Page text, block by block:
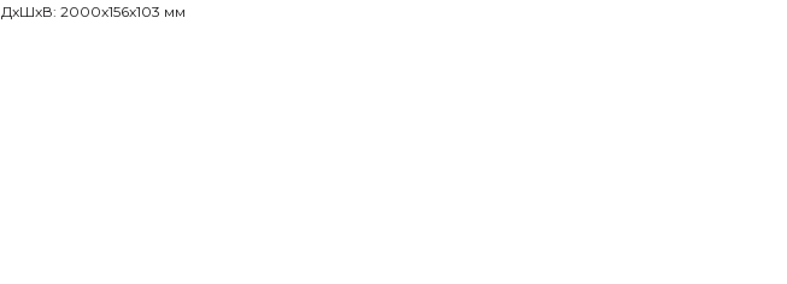
ДxШxВ: 2000x156x103 мм